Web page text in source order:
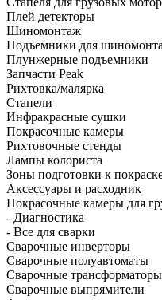
Плей детекторы
Шиномонтаж
Подъемники для
Плунжерные подъемники
Запчасти Peak
Рихтовка/малярка
Стапели
Инфракрасные сушки
Покрасочные камеры
Рихтовочные стенды
Лампы колориста
Зоны подготовки к
Аксессуары и расходник
Покрасочные камеры для
- Диагностика
- Все для сварки
Сварочные инверторы
Сварочные полуавтоматы
Сварочные трансформаторы
Сварочные выпрямители